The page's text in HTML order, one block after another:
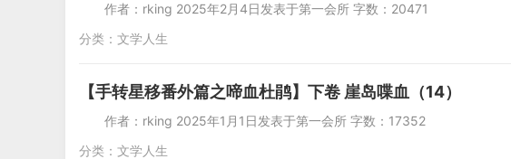
作者：rking 2025年2月4日发表于第一会所 字数：
分类： 文学人生
【手转星移番外篇之啼血杜鹃】下卷 崖岛喋血（14）
作者：rking 2025年1月1日发表于第一会所 字
分类： 文学人生